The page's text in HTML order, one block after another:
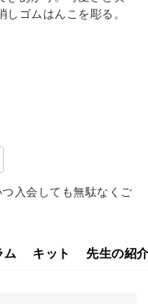
ゴムはんこを彫る。
入会しても無駄なくご
ム キット 先生の紹